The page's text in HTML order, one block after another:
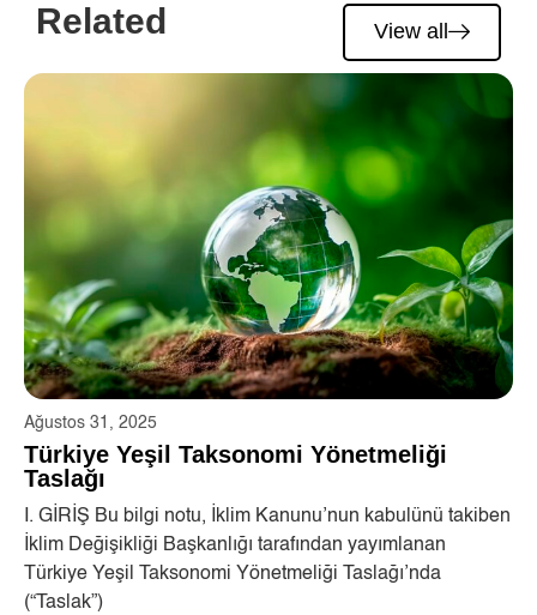
Related View all
Ağustos 31, 2025
Türkiye Yeşil Taksonomi Yönetmeliği
Taslağı
I. GİRİŞ Bu bilgi notu, İklim Kanunu’nun kabulünü takiben
İklim Değişikliği Başkanlığı tarafından yayımlanan
Türkiye Yeşil Taksonomi Yönetmeliği Taslağı’nda
(“Taslak”)